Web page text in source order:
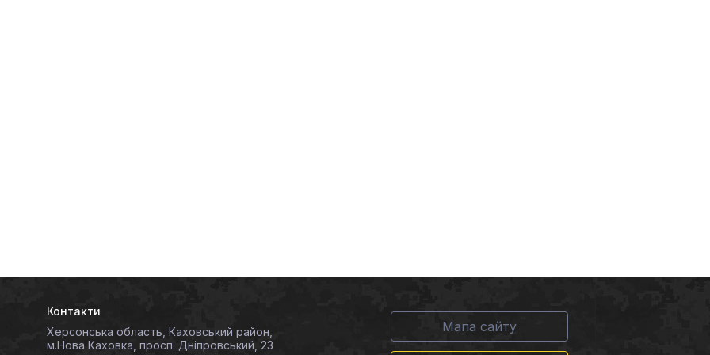
Контакти
Херсонська область, Каховський район,
м.Нова Каховка, просп. Дніпровський, 23
Мапа сайту